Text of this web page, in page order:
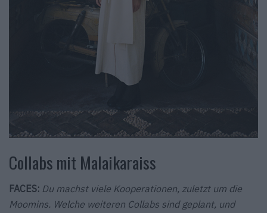
Collabs mit Malaikaraiss
FACES: Du machst viele Kooperationen, zuletzt um die
Moomins. Welche weiteren Collabs sind geplant, und